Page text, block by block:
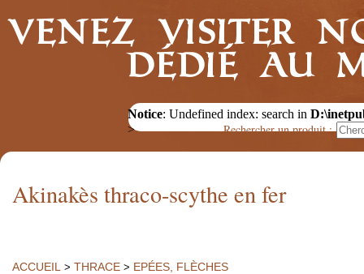
Venez visiter
dédié au
Notice: Undefined index: search in
>
Rechercher un produit :
Akinakès thraco-scythe en fer
ACCUEIL > THRACE > EPÉES, FLÈCHES